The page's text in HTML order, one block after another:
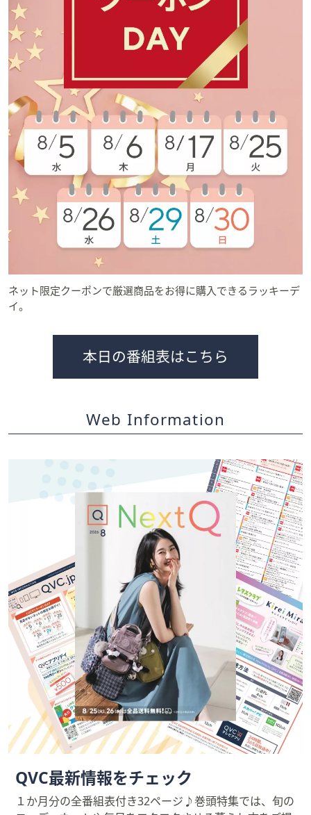
ネット限定クーポンで厳選商品をお得に購入できるラッキーデ
イ。
本日の番組表はこちら
Web Information
QVC最新情報をチェック
１か月分の全番組表付き32ページ♪巻頭特集では、旬の